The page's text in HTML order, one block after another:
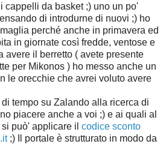
cappelli da basket ;) uno un po'
di introdurne di nuovi ;) ho
perché anche in primavera ed
in giornate così fredde, ventose e
avere il berretto ( avete presente
per Mikonos ) ho messo anche un
le orecchie che avrei voluto avere
tempo su Zalando alla ricerca di
piacere anche a voi ;) e ai quali al
può' applicare il codice sconto
;) Il portale è strutturato in modo da